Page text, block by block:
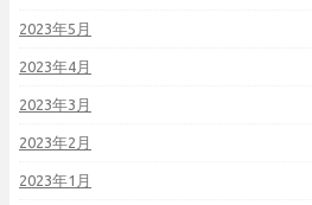
2023年5月
2023年4月
2023年3月
2023年2月
2023年1月